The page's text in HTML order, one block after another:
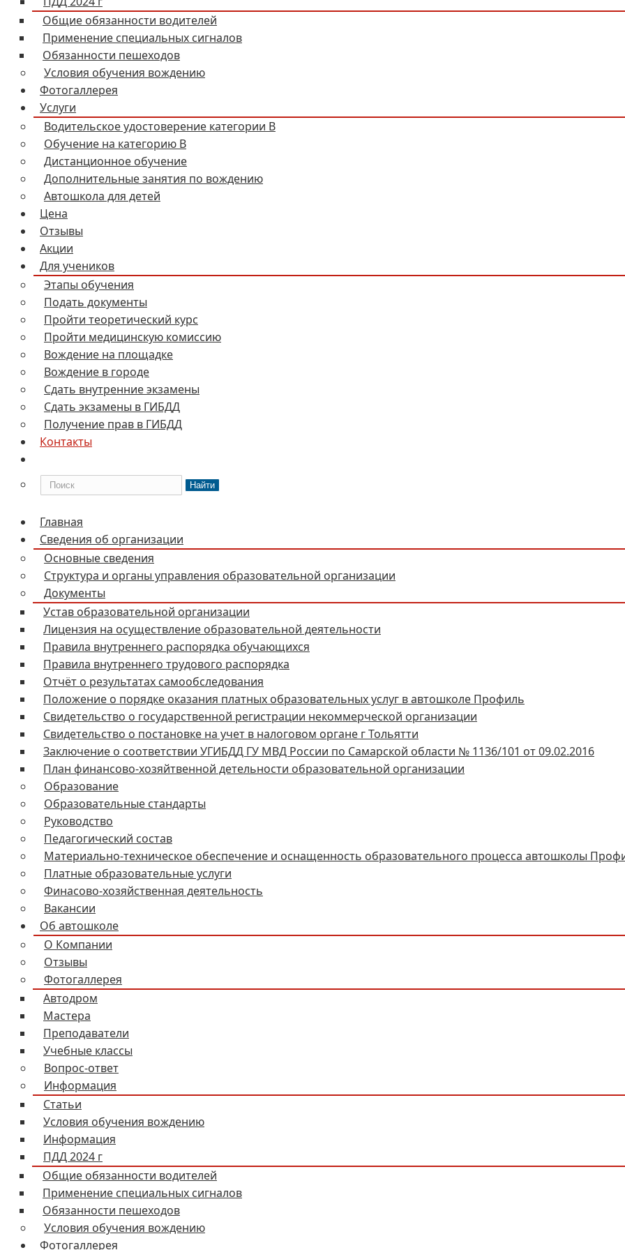
Общие обязанности водителей
Применение специальных сигналов
Обязанности пешеходов
Условия обучения вождению
Фотогаллерея
Услуги
Водительское удостоверение категории B
Обучение на категорию В
Дистанционное обучение
Дополнительные занятия по вождению
Автошкола для детей
Цена
Отзывы
Акции
Для учеников
Этапы обучения
Подать документы
Пройти теоретический курс
Пройти медицинскую комиссию
Вождение на площадке
Вождение в городе
Сдать внутренние экзамены
Сдать экзамены в ГИБДД
Получение прав в ГИБДД
Контакты
Найти
Главная
Сведения об организации
Основные сведения
Структура и органы управления образовательной организации
Документы
Устав образовательной организации
Лицензия на осуществление образовательной деятельности
Правила внутреннего распорядка обучающихся
Правила внутреннего трудового распорядка
Отчёт о результатах самообследования
Положение о порядке оказания платных образовательных услуг в автошколе Профиль
Свидетельство о государственной регистрации некоммерческой организации
Свидетельство о постановке на учет в налоговом органе г Тольятти
Заключение о соответствии УГИБДД ГУ МВД России по Самарской области № 1136/101 от 09.02.2016
План финансово-хозяйтвенной детельности образовательной организации
Образование
Образовательные стандарты
Руководство
Педагогический состав
Материально-техническое обеспечение и оснащенность образовательного процесса автошколы
Платные образовательные услуги
Финасово-хозяйственная деятельность
Вакансии
Об автошколе
О Компании
Отзывы
Фотогаллерея
Автодром
Мастера
Преподаватели
Учебные классы
Вопрос-ответ
Информация
Статьи
Условия обучения вождению
Информация
ПДД 2024 г
Общие обязанности водителей
Применение специальных сигналов
Обязанности пешеходов
Условия обучения вождению
Фотогаллерея